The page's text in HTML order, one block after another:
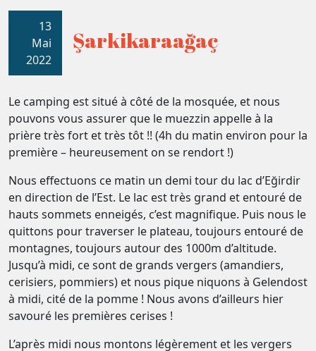
13
Mai
2022
Şarkikaraağaç
Le camping est situé à côté de la mosquée, et nous
pouvons vous assurer que le muezzin appelle à la
prière très fort et très tôt !! (4h du matin environ pour la
première – heureusement on se rendort !)
Nous effectuons ce matin un demi tour du lac d’Eğirdir
en direction de l’Est. Le lac est très grand et entouré de
hauts sommets enneigés, c’est magnifique. Puis nous le
quittons pour traverser le plateau, toujours entouré de
montagnes, toujours autour des 1000m d’altitude.
Jusqu’à midi, ce sont de grands vergers (amandiers,
cerisiers, pommiers) et nous pique niquons à Gelendost
à midi, cité de la pomme ! Nous avons d’ailleurs hier
savouré les premières cerises !
L’après midi nous montons légèrement et les vergers